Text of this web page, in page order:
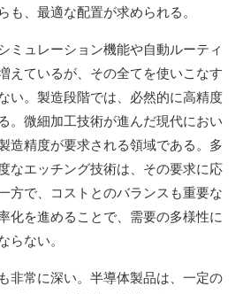
も、最適な配置が求められる。
ミュレーション機能や自動ルーティ
えているが、その全てを使いこなす
い。製造段階では、必然的に高精度
。微細加工技術が進んだ現代におい
造精度が要求される領域である。多
なエッチング技術は、その要求に応
方で、コストとのバランスも重要な
化を進めることで、需要の多様性に
らない。
非常に深い。半導体製品は、一定の